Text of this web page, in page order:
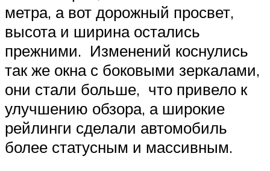
метра, а вот дорожный просвет,
высота и ширина остались
прежними. Изменений коснулись
так же окна с боковыми зеркалами,
они стали больше, что привело к
улучшению обзора, а широкие
рейлинги сделали автомобиль
более статусным и массивным.